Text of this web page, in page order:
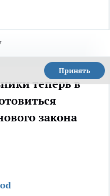
Принять
теперь в
закона